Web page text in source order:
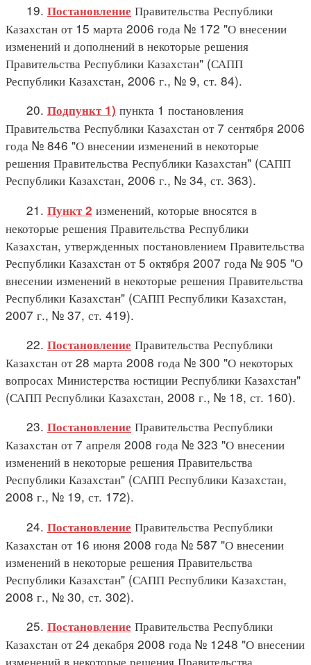
19. Постановление Правительства Республики
Казахстан от 15 марта 2006 года № 172 "О внесении
изменений и дополнений в некоторые решения
Правительства Республики Казахстан" (САПП
Республики Казахстан, 2006 г., № 9, ст. 84).
20. Подпункт 1) пункта 1 постановления
Правительства Республики Казахстан от 7 сентября 2006
года № 846 "О внесении изменений в некоторые
решения Правительства Республики Казахстан" (САПП
Республики Казахстан, 2006 г., № 34, ст. 363).
21. Пункт 2 изменений, которые вносятся в
некоторые решения Правительства Республики
Казахстан, утвержденных постановлением Правительства
Республики Казахстан от 5 октября 2007 года № 905 "О
внесении изменений в некоторые решения Правительства
Республики Казахстан" (САПП Республики Казахстан,
2007 г., № 37, ст. 419).
22. Постановление Правительства Республики
Казахстан от 28 марта 2008 года № 300 "О некоторых
вопросах Министерства юстиции Республики Казахстан"
(САПП Республики Казахстан, 2008 г., № 18, ст. 160).
23. Постановление Правительства Республики
Казахстан от 7 апреля 2008 года № 323 "О внесении
изменений в некоторые решения Правительства
Республики Казахстан" (САПП Республики Казахстан,
2008 г., № 19, ст. 172).
24. Постановление Правительства Республики
Казахстан от 16 июня 2008 года № 587 "О внесении
изменений в некоторые решения Правительства
Республики Казахстан" (САПП Республики Казахстан,
2008 г., № 30, ст. 302).
25. Постановление Правительства Республики
Казахстан от 24 декабря 2008 года № 1248 "О внесении
изменений в некоторые решения Правительства